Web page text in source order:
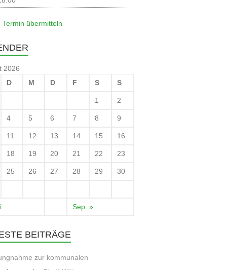
Termin übermitteln
2026
D
M D F S S
1 2
4 5 6 7 8 9
11 12 13 14 15 16
18 19 20 21 22 23
25 26 27 28 29 30
Sep. »
BEITRÄGE
zur kommunalen